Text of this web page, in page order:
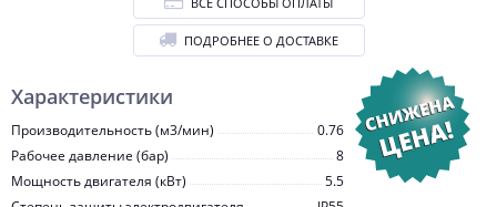
Характеристики
Производительность (м3/мин)
0.76
Рабочее давление (бар)
8
Мощность двигателя (кВт)
5.5
ПОДРОБНЕЕ О ДОСТАВКЕ